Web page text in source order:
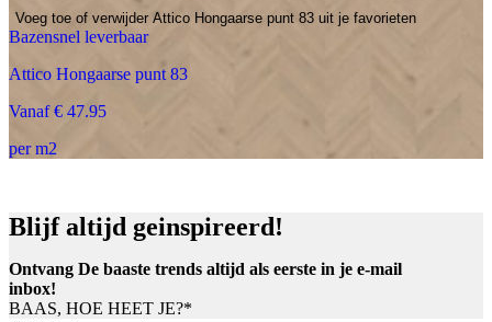
Voeg toe of verwijder Attico Hongaarse punt 83 uit je favorieten
Bazensnel leverbaar
Attico Hongaarse punt 83
Vanaf € 47.95
per m2
Blijf altijd geinspireerd!
Ontvang De baaste trends altijd als eerste in je e-mail
inbox!
BAAS, HOE HEET JE?*